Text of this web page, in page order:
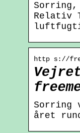
Sorring,
Relativ
http s://
Sorring
året